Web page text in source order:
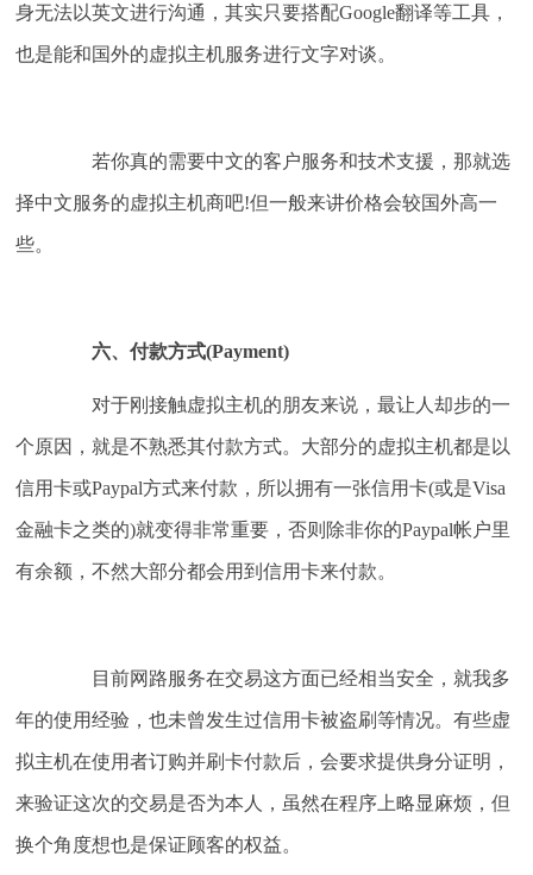
身无法以英文进行沟通，其实只要搭配Google翻译等工具，
也是能和国外的虚拟主机服务进行文字对谈。
若你真的需要中文的客户服务和技术支援，那就选
择中文服务的虚拟主机商吧!但一般来讲价格会较国外高一
些。
六、付款方式(Payment)
对于刚接触虚拟主机的朋友来说，最让人却步的一
个原因，就是不熟悉其付款方式。大部分的虚拟主机都是以
信用卡或Paypal方式来付款，所以拥有一张信用卡(或是Visa
金融卡之类的)就变得非常重要，否则除非你的Paypal帐户里
有余额，不然大部分都会用到信用卡来付款。
目前网路服务在交易这方面已经相当安全，就我多
年的使用经验，也未曾发生过信用卡被盗刷等情况。有些虚
拟主机在使用者订购并刷卡付款后，会要求提供身分证明，
来验证这次的交易是否为本人，虽然在程序上略显麻烦，但
换个角度想也是保证顾客的权益。